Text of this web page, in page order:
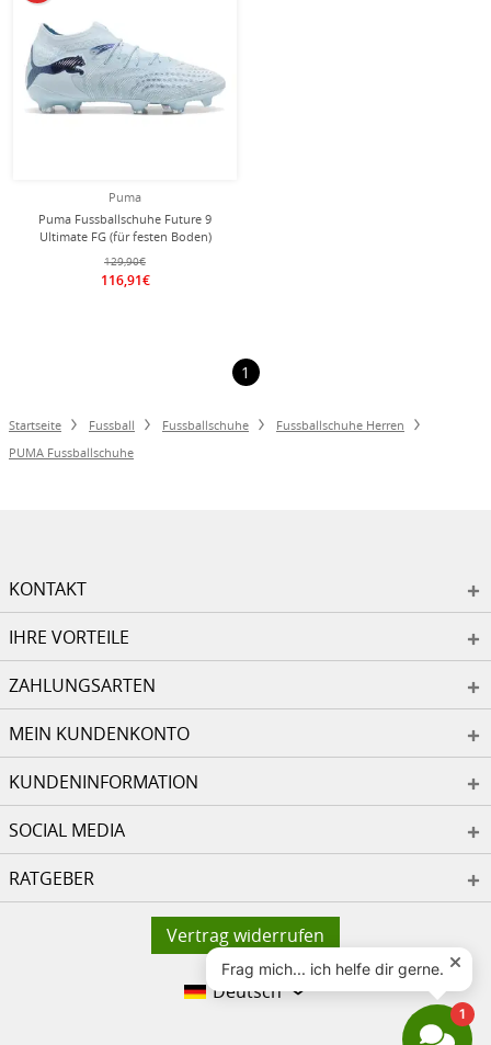
Puma
Puma Fussballschuhe Future 9
Ultimate FG (für festen Boden)
hellblau Herren
129,90€
116,91€
1
Startseite Fussball Fussballschuhe
Fussballschuhe Herren
PUMA Fussballschuhe
KONTAKT
IHRE VORTEILE
ZAHLUNGSARTEN
MEIN KUNDENKONTO
KUNDENINFORMATION
SOCIAL MEDIA
RATGEBER
Vertrag widerrufen
Deutsch